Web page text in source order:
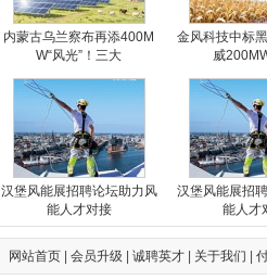
内蒙古乌兰察布再添400M
W“风光”！三大
金风科技中标
威
汉堡风能展招聘论坛助力风
能人才对接
汉堡风能展招
能人才
网站首页| 会员升级 诚聘英才| 关于我们